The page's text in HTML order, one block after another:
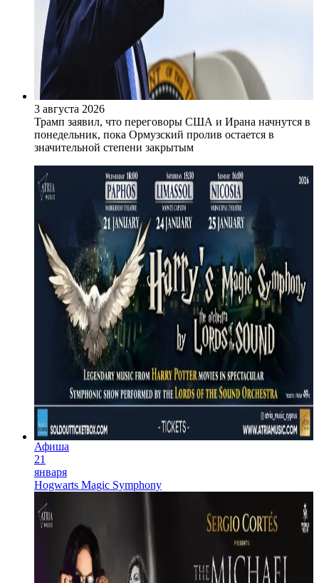
3 августа 2026
Трамп заявил, что переговоры США и Ирана начнутся в
понедельник, пока Ормузский пролив остается в
значительной степени закрытым
Афиша
21
января
Hogwarts Magic Symphony